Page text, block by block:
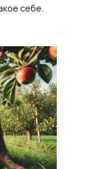
себе.